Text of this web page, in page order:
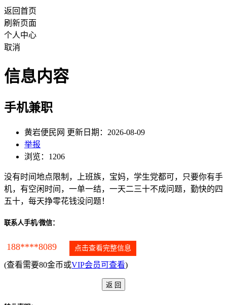
返回首页
刷新页面
个人中心
取消
信息内容
手机兼职
黄岩便民网 更新日期：2026-08-09
举报
浏览：1206
没有时间地点限制，上班族，宝妈，学生党都可，只要你有手
机，有空闲时间，一单一结，一天二三十不成问题，勤快的四
五十，每天挣零花钱没问题！
联系人手机/微信：
188****8089 点击查看完整信息
(查看需要80金币或VIP会员可查看)